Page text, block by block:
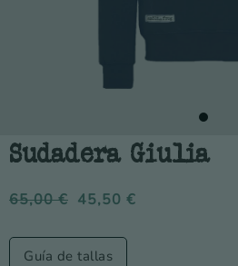
Sudadera Giulia
65,00€ 45,50 €
Guía de tallas